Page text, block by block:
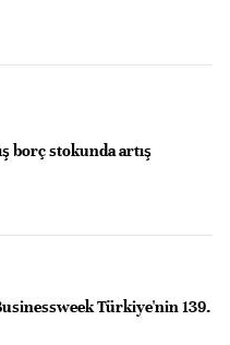
borç stokunda artış
Türkiye'nin 139.